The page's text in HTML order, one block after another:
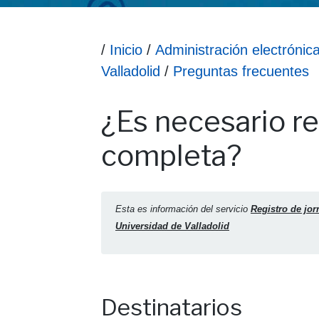
Ruta hasta la información
/ Inicio / Administración
Valladolid / Preguntas frecuentes
¿Es necesario
completa?
Esta es información del servicio Registro de
Universidad de Valladolid
Destinatarios